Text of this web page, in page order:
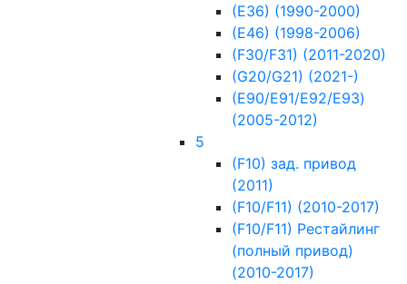
(E36) (1990-2000)
(E46) (1998-2006)
(F30/F31) (2011-2020)
(G20/G21) (2021-)
(Е90/Е91/E92/E93)
(2005-2012)
5
(F10) зад. привод
(2011)
(F10/F11) (2010-2017)
(F10/F11) Рестайлинг
(полный привод)
(2010-2017)